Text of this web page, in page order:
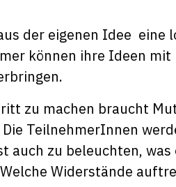
der eigenen Idee eine
können ihre Ideen
zu machen braucht
TeilnehmerInnen
auch zu beleuchten,
Widerstände